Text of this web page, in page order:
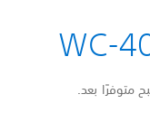
متوفرًا بعد.